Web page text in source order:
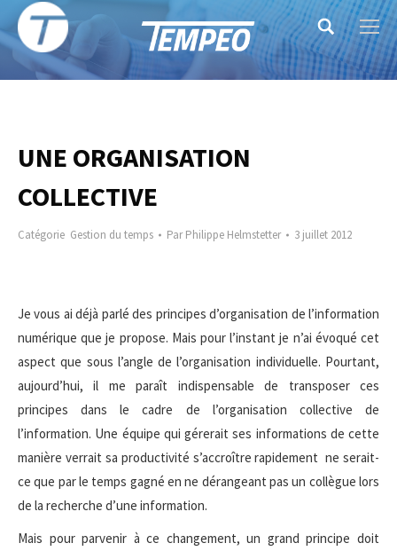
Search:
UNE ORGANISATION
COLLECTIVE
Catégorie Gestion du temps ParPhilippe Helmstetter 3 juillet 2012
Je vous ai déjà parlé des principes d’organisation de l’information
numérique que je propose. Mais pour l’instant je n’ai évoqué cet
aspect que sous l’angle de l’organisation individuelle. Pourtant,
aujourd’hui, il me paraît indispensable de transposer ces
principes dans le cadre de l’organisation collective de
l’information. Une équipe qui gérerait ses informations de cette
manière verrait sa productivité s’accroître rapidement ne serait-
ce que par le temps gagné en ne dérangeant pas un collègue lors
de la recherche d’une information.
Mais pour parvenir à ce changement, un grand principe doit